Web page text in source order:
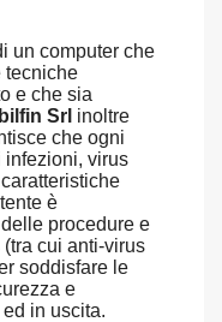
un computer che
tecniche
e che sia
Srl inoltre
che ogni
infezioni, virus
è
procedure e
cui anti-virus
soddisfare le
e
ed in uscita.